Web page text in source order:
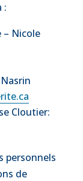
:
Nicole
Cloutier:
personnels
de